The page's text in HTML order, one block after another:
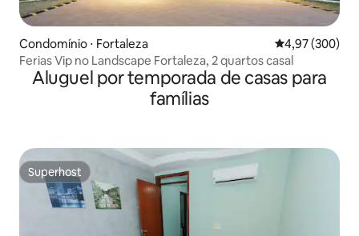
Condomínio ⋅ Fortaleza 4,97 de uma
4,97 (300)
Ferias Vip no Landscape Fortaleza, 2 quartos casal
Aluguel por temporada de casas para
famílias
Superhost
Superhost